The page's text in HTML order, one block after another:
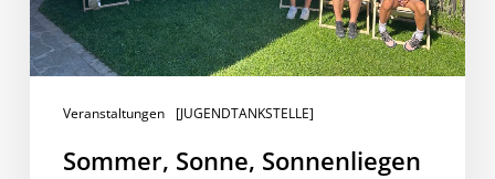
Veranstaltungen [JUGENDTANKSTELLE]
Sommer, Sonne, Sonnenliegen